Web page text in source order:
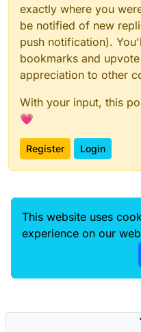
exactly where you
be notified of new
push notification).
bookmarks and
appreciation to other
With your input, this
💗
Register Login
This website uses
experience on our